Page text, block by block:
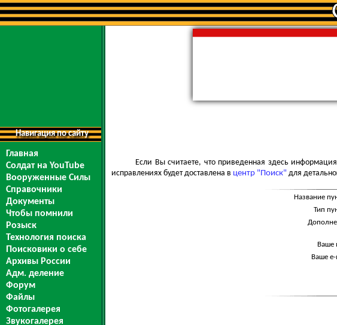
Навигация по сайту
Главная
Солдат на YouTube
Вооруженные Силы
Справочники
Документы
Чтобы помнили
Розыск
Технология поиска
Поисковики о себе
Архивы России
Адм. деление
Форум
Файлы
Фотогалерея
Звукогалерея
Если Вы считаете, что приведенная здесь
исправлениях будет доставлена в центр "Поиск" для
Название
Тип
Ваше
Ваше